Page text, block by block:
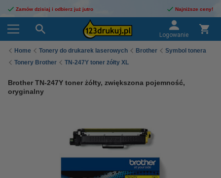
Zamów dzisiaj i odbierz już jutro Najniższe ceny!
Logowanie
Home Tonery do drukarek laserowych Brother
Symbol tonera
Tonery Brother
TN-247Y toner żółty XL
Brother TN-247Y toner żółty, zwiększona pojemność,
oryginalny